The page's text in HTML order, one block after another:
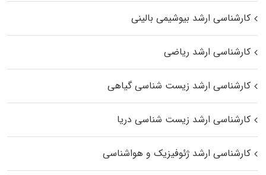
کارشناسی ارشد بیوشیمی بالینی
کارشناسی ارشد ریاضی
کارشناسی ارشد زیست‌ شناسی گیاهی
کارشناسی ارشد زیست‌ شناسی دریا
کارشناسی ارشد ژئوفیزیک و هواشناسی